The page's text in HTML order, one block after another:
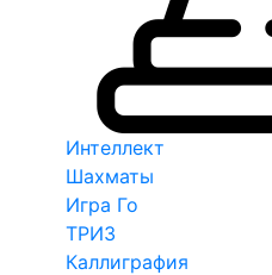
Интеллект
Шахматы
Игра Го
ТРИЗ
Каллиграфия